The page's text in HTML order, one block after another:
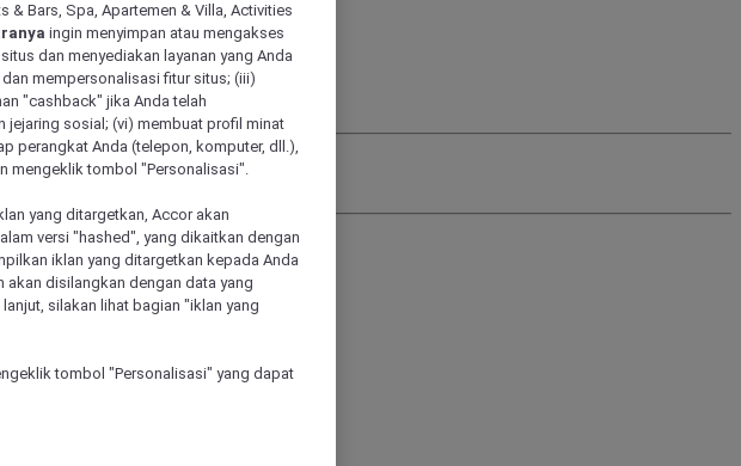
& Bars, Spa, Apartemen & Villa, Activities
ingin menyimpan atau mengakses
dan menyediakan layanan yang Anda
mempersonalisasi fitur situs; (iii)
"cashback" jika Anda telah
jejaring sosial; (vi) membuat profil minat
perangkat Anda (telepon, komputer, dll.),
mengeklik tombol "Personalisasi".
yang ditargetkan, Accor akan
versi "hashed", yang dikaitkan dengan
iklan yang ditargetkan kepada Anda
disilangkan dengan data yang
silakan lihat bagian "iklan yang
tombol "Personalisasi" yang dapat